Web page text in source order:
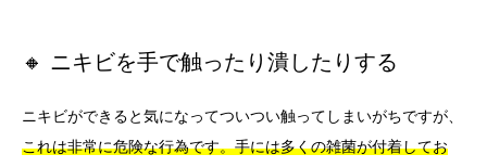
🔸 ニキビを手で触ったり潰したりする
ニキビができると気になってついつい触ってしまいがちですが、
これは非常に危険な行為です。手には多くの雑菌が付着してお